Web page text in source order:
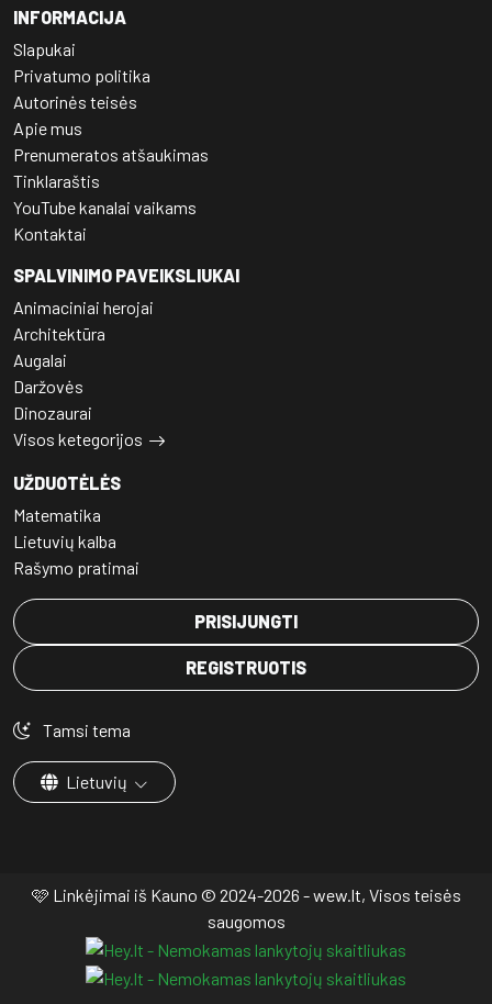
INFORMACIJA
Slapukai
Privatumo politika
Autorinės teisės
Apie mus
Prenumeratos atšaukimas
Tinklaraštis
YouTube kanalai vaikams
Kontaktai
SPALVINIMO PAVEIKSLIUKAI
Animaciniai herojai
Architektūra
Augalai
Daržovės
Dinozaurai
Visos ketegorijos
UŽDUOTĖLĖS
Matematika
Lietuvių kalba
Rašymo pratimai
PRISIJUNGTI
REGISTRUOTIS
Tamsi tema
Lietuvių
🩷 Linkėjimai iš Kauno © 2024-2026 - wew.lt, Visos teisės
saugomos